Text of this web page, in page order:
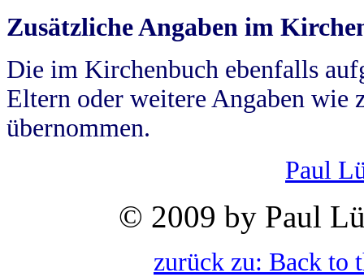
Zusätzliche Angaben im
Die im Kirchenbuch ebenfalls
Eltern oder weitere Angaben wie
übernommen.
Paul
© 2009 by Paul
zurück zu: Back to